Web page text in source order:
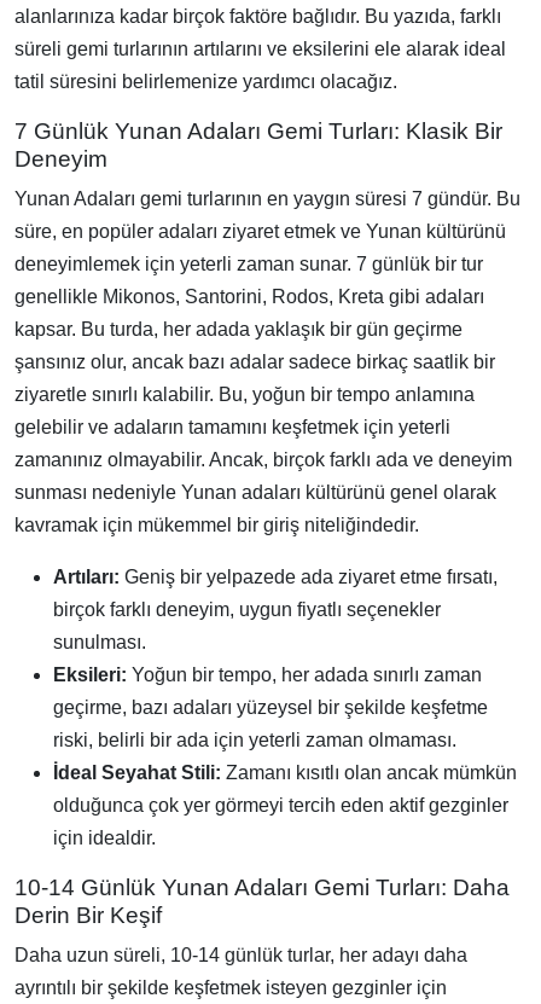
alanlarınıza kadar birçok faktöre bağlıdır. Bu yazıda, farklı
süreli gemi turlarının artılarını ve eksilerini ele alarak ideal
tatil süresini belirlemenize yardımcı olacağız.
7 Günlük Yunan Adaları Gemi Turları: Klasik Bir
Deneyim
Yunan Adaları gemi turlarının en yaygın süresi 7 gündür. Bu
süre, en popüler adaları ziyaret etmek ve Yunan kültürünü
deneyimlemek için yeterli zaman sunar. 7 günlük bir tur
genellikle Mikonos, Santorini, Rodos, Kreta gibi adaları
kapsar. Bu turda, her adada yaklaşık bir gün geçirme
şansınız olur, ancak bazı adalar sadece birkaç saatlik bir
ziyaretle sınırlı kalabilir. Bu, yoğun bir tempo anlamına
gelebilir ve adaların tamamını keşfetmek için yeterli
zamanınız olmayabilir. Ancak, birçok farklı ada ve deneyim
sunması nedeniyle Yunan adaları kültürünü genel olarak
kavramak için mükemmel bir giriş niteliğindedir.
Artıları: Geniş bir yelpazede ada ziyaret etme fırsatı,
birçok farklı deneyim, uygun fiyatlı seçenekler
sunulması.
Eksileri: Yoğun bir tempo, her adada sınırlı zaman
geçirme, bazı adaları yüzeysel bir şekilde keşfetme
riski, belirli bir ada için yeterli zaman olmaması.
İdeal Seyahat Stili: Zamanı kısıtlı olan ancak mümkün
olduğunca çok yer görmeyi tercih eden aktif gezginler
için idealdir.
10-14 Günlük Yunan Adaları Gemi Turları: Daha
Derin Bir Keşif
Daha uzun süreli, 10-14 günlük turlar, her adayı daha
ayrıntılı bir şekilde keşfetmek isteyen gezginler için